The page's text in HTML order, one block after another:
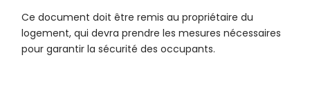
Ce document doit être remis au propriétaire du
logement, qui devra prendre les mesures nécessaires
pour garantir la sécurité des occupants.